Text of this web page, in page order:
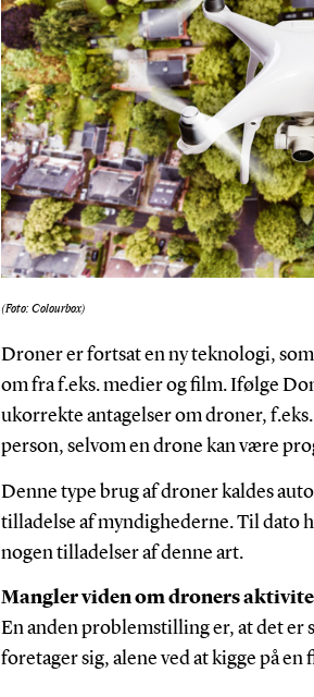
(Foto: Colourbox)
Droner er fortsat en ny teknologi,
om fra f.eks. medier og film. Ifølge
ukorrekte antagelser om droner,
person, selvom en drone kan være
Denne type brug af droner kaldes
tilladelse af myndighederne. Til dato
nogen tilladelser af denne art.
Mangler viden om droners
En anden problemstilling er, at det er
foretager sig, alene ved at kigge på en